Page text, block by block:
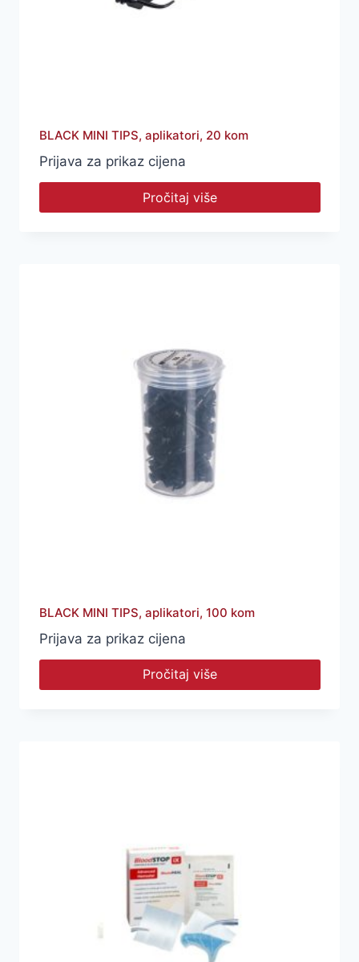
BLACK MINI TIPS, aplikatori, 20 kom
Prijava za prikaz cijena
Pročitaj više
BLACK MINI TIPS, aplikatori, 100 kom
Prijava za prikaz cijena
Pročitaj više